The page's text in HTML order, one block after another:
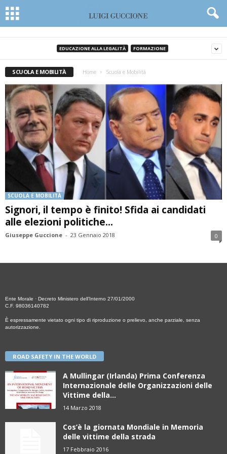
EDUCAZIONE ALLA LEGALITÀ FORMAZIONE
SCUOLA E MOBILITÀ Home Scuola e Mobilità
SCUOLA E MOBILITÀ
Signori, il tempo è finito! Sfida ai candidati
alle elezioni politiche...
Giuseppe Guccione - 23 Gennaio 2018 0
Ente Morale · Decreto Ministero dell’Interno 27/01/2000
C.F. 98036140782
È espressamente vietato ogni tipo di riproduzione o prelievo, anche parziale, senza
autorizzazione.
ROAD SAFETY IN THE WORLD
A Mullingar (Irlanda) Prima Conferenza
Internazionale delle Organizzazioni delle
Vittime della...
14 Marzo 2018
Cos’è la giornata Mondiale in Memoria
delle vittime della strada
17 Febbraio 2016